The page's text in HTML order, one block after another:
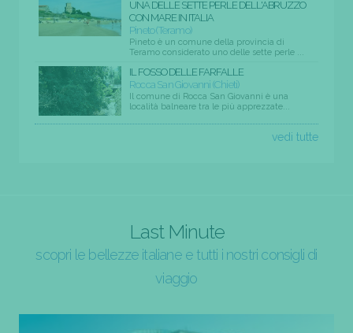
UNA DELLE SETTE PERLE DELL'ABRUZZO
CON MARE IN ITALIA
Pineto (Teramo)
Pineto è un comune della provincia di
Teramo considerato uno delle sette perle ...
IL FOSSO DELLE FARFALLE
Rocca San Giovanni (Chieti)
Il comune di Rocca San Giovanni è una
località balneare tra le più apprezzate...
vedi tutte
Last Minute
scopri le bellezze italiane e tutti i nostri consigli di
viaggio